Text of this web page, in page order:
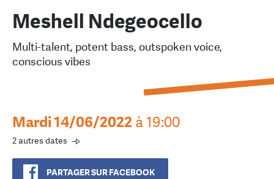
Meshell Ndegeocello
Multi-talent, potent bass, outspoken voice,
conscious vibes
Mardi 14/06/2022 à 19:00
2 autres dates
PARTAGER SUR FACEBOOK